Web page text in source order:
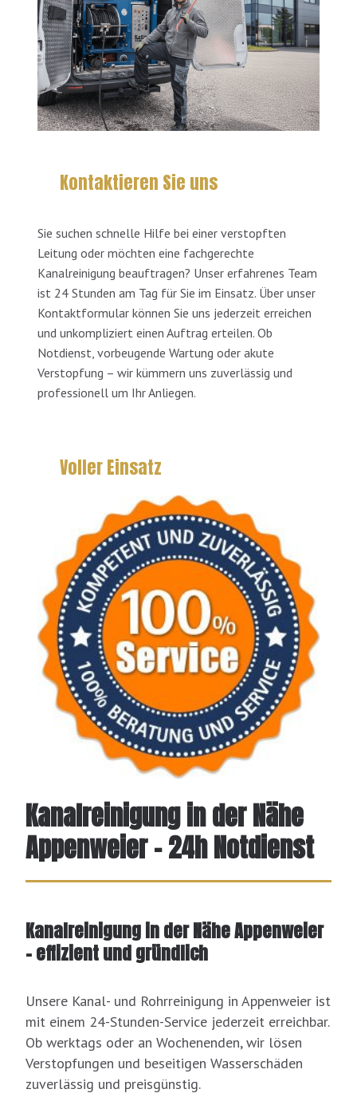
Kanalreinigung in der Nähe
Appenweier – 24h Notdienst
Kanalreinigung in der Nähe Appenweier
– effizient und gründlich
Unsere Kanal- und Rohrreinigung in Appenweier ist
mit einem 24-Stunden-Service jederzeit erreichbar.
Ob werktags oder an Wochenenden, wir lösen
Verstopfungen und beseitigen Wasserschäden
zuverlässig und preisgünstig.
Kontaktieren Sie uns
Sie suchen schnelle Hilfe bei einer verstopften
Leitung oder möchten eine fachgerechte
Kanalreinigung beauftragen? Unser erfahrenes Team
ist 24 Stunden am Tag für Sie im Einsatz. Über unser
Kontaktformular können Sie uns jederzeit erreichen
und unkompliziert einen Auftrag erteilen. Ob
Notdienst, vorbeugende Wartung oder akute
Verstopfung – wir kümmern uns zuverlässig und
professionell um Ihr Anliegen.
Voller Einsatz